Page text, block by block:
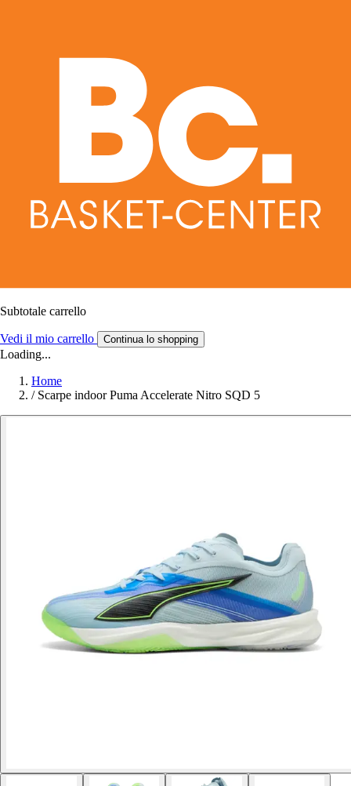
Subtotale carrello
Vedi il mio carrello Continua lo shopping
Loading...
Home
/ Scarpe indoor Puma Accelerate Nitro SQD 5